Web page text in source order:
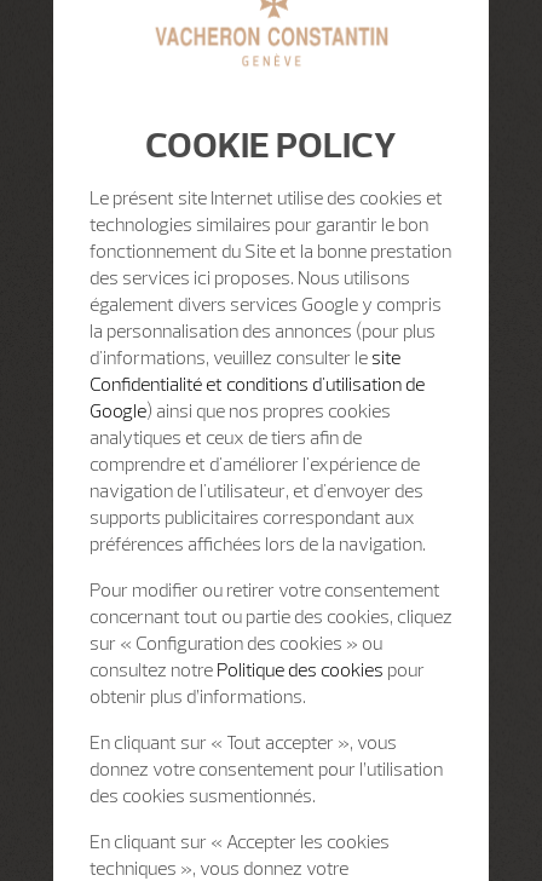
COOKIE POLICY
Le présent site Internet utilise des cookies et
technologies similaires pour garantir le bon
fonctionnement du Site et la bonne prestation
des services ici proposes. Nous utilisons
également divers services Google y compris
la personnalisation des annonces (pour plus
d'informations, veuillez consulter le site
Confidentialité et conditions d'utilisation de
Google) ainsi que nos propres cookies
analytiques et ceux de tiers afin de
comprendre et d'améliorer l'expérience de
navigation de l'utilisateur, et d'envoyer des
supports publicitaires correspondant aux
préférences affichées lors de la navigation.
Pour modifier ou retirer votre consentement
concernant tout ou partie des cookies, cliquez
sur « Configuration des cookies » ou
consultez notre Politique des cookies pour
obtenir plus d’informations.
En cliquant sur « Tout accepter », vous
donnez votre consentement pour l’utilisation
des cookies susmentionnés.
En cliquant sur « Accepter les cookies
techniques », vous donnez votre